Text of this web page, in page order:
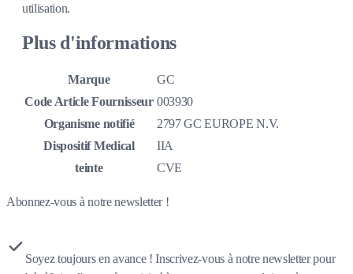
utilisation.
Plus d'informations
Marque
GC
Code Article Fournisseur 003930
Organisme notifié
2797 GC EUROPE N.V.
Dispositif Medical
IIA
teinte
CVE
Abonnez-vous à notre newsletter !
Soyez toujours en avance ! Inscrivez-vous à notre newsletter pour